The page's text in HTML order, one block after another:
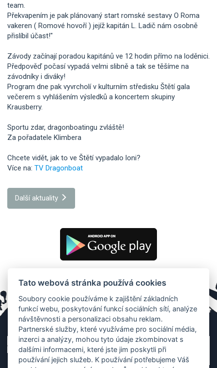
team.
Překvapením je pak plánovaný start romské sestavy O Roma
vakeren ( Romové hovoří ) jejíž kapitán L. Ladič nám osobně
přislíbil účast!"
Závody začínají poradou kapitánů ve 12 hodin přímo na loděnici.
Předpověď počasí vypadá velmi slibně a tak se těšíme na
závodníky i diváky!
Program dne pak vyvrcholí v kulturním středisku Štětí gala
večerem s vyhlášením výsledků a koncertem skupiny
Krausberry.
Sportu zdar, dragonboatingu zvláště!
Za pořadatele Klimbera
Chcete vidět, jak to ve Štětí vypadalo loni?
Více na: TV Dragonboat
Další aktuality
Tato webová stránka používá cookies
Soubory cookie používáme k zajištění základních
funkcí webu, poskytování funkcí sociálních sítí, analýze
návštěvnosti a personalizaci obsahu reklam.
Partnerské služby, které využíváme pro sociální média,
inzerci a analýzy, mohou tyto údaje zkombinovat s
dalšími informacemi, které jste jim poskytli při
používání jejich služeb. K používání potřebujeme Váš